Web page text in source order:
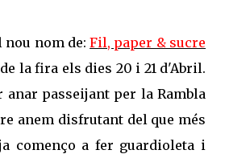
nou nom de:Fil, paper & sucre
la fira els dies 20 i 21 d'Abril.
anar passeijant per la Rambla
anem disfrutant del que més
ja començo a fer guardioleta i